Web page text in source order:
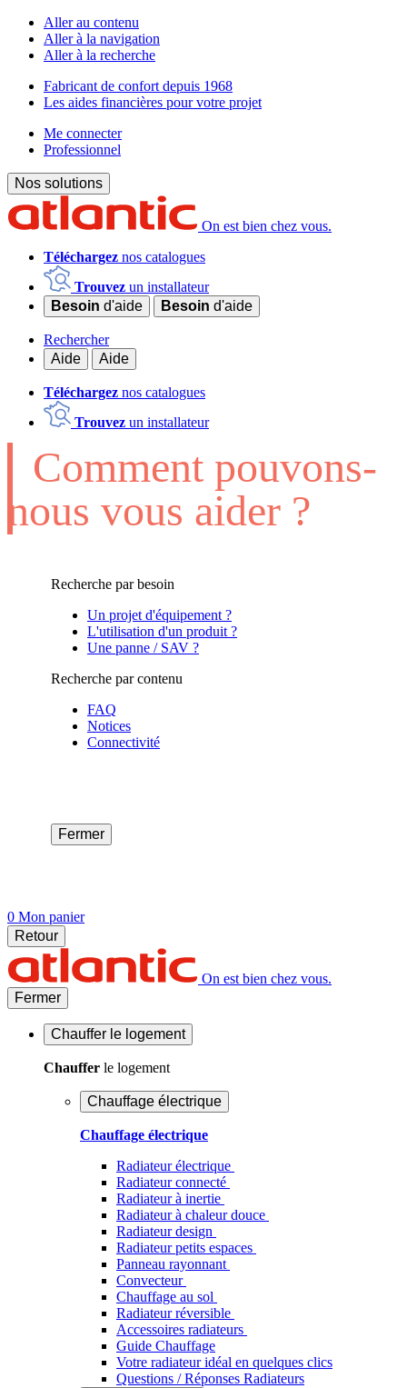
Aller au contenu
Aller à la navigation
Aller à la recherche
Fabricant de confort depuis 1968
Les aides financières pour votre projet
Me connecter
Professionnel
Nos solutions
On est bien chez vous.
Téléchargez nos catalogues
Trouvez un installateur
Besoin d'aide Besoin d'aide
Rechercher
Aide
Aide
Téléchargez nos catalogues
Trouvez un installateur
Comment pouvons-
nous vous aider ?
Recherche par besoin
Un projet d'équipement ?
L'utilisation d'un produit ?
Une panne / SAV ?
Recherche par contenu
FAQ
Notices
Connectivité
Fermer
0 Mon panier
Retour
On est bien chez vous.
Fermer
Chauffer le logement
Chauffer le logement
Chauffage électrique
Chauffage électrique
Radiateur électrique
Radiateur connecté
Radiateur à inertie
Radiateur à chaleur douce
Radiateur design
Radiateur petits espaces
Panneau rayonnant
Convecteur
Chauffage au sol
Radiateur réversible
Accessoires radiateurs
Guide Chauffage
Votre radiateur idéal en quelques clics
Questions / Réponses Radiateurs